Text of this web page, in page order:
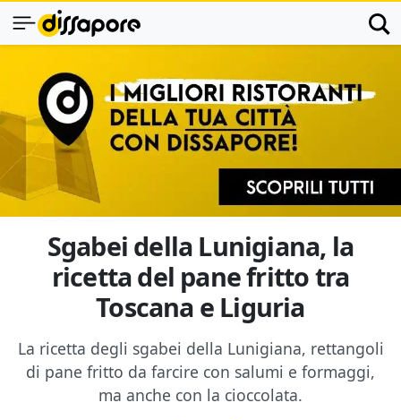
Sgabei della Lunigiana, la
ricetta del pane fritto tra
Toscana e Liguria
La ricetta degli sgabei della Lunigiana, rettangoli
di pane fritto da farcire con salumi e formaggi,
ma anche con la cioccolata.